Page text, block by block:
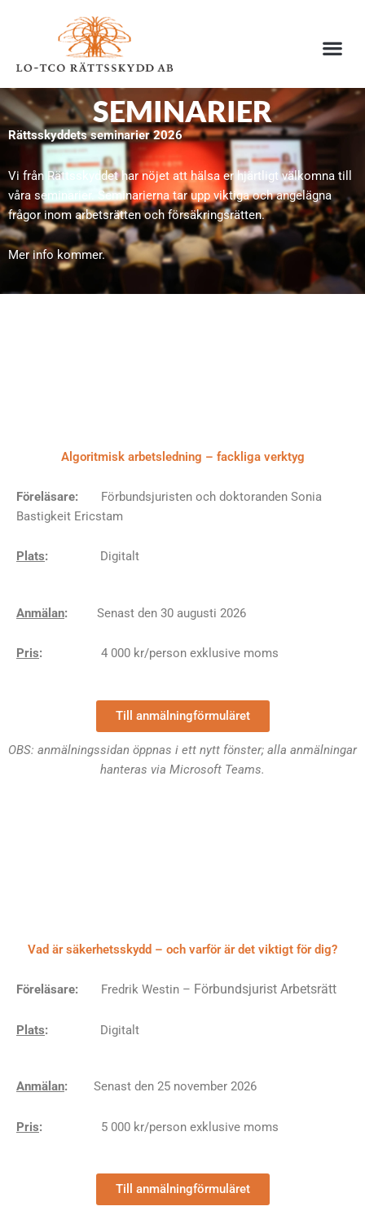
SEMINARIER
Rättsskyddets seminarier 2026
Vi från Rättsskyddet har nöjet att hälsa er hjärtligt välkomna till
våra seminarier. Seminarierna tar upp viktiga och angelägna
frågor inom arbetsrätten och försäkringsrätten.
Mer info kommer.
Algoritmisk arbetsledning – fackliga verktyg
Föreläsare:
Förbundsjuristen och doktoranden Sonia
Bastigkeit Ericstam
Plats: Digitalt
Anmälan: Senast den 30 augusti 2026
Pris: 4 000 kr/person exklusive moms
Till anmälningförmuläret
OBS: anmälningssidan öppnas i ett nytt fönster; alla anmälningar
hanteras via Microsoft Teams.
Vad är säkerhetsskydd – och varför är det viktigt för dig?
Föreläsare: Fredrik Westin – Förbundsjurist Arbetsrätt
Plats: Digitalt
Anmälan: Senast den 25 november 2026
Pris: 5 000 kr/person exklusive moms
Till anmälningförmuläret